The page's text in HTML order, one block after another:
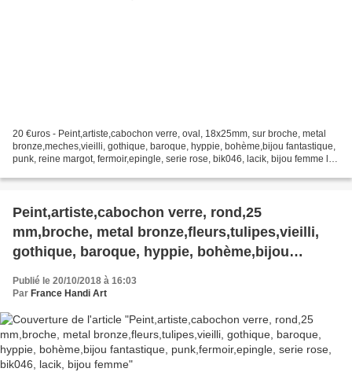
20 €uros - Peint,artiste,cabochon verre, oval, 18x25mm, sur broche, metal
bronze,meches,vieilli, gothique, baroque, hyppie, bohème,bijou fantastique,
punk, reine margot, fermoir,epingle, serie rose, bik046, lacik, bijou femme le
Peint,artiste,cabochon verre, rond,25
mm,broche, metal bronze,fleurs,tulipes,vieilli,
gothique, baroque, hyppie, bohème,bijou
bik046, lacik, bijou femme
Publié le 20/10/2018 à 16:03
Par France Handi Art